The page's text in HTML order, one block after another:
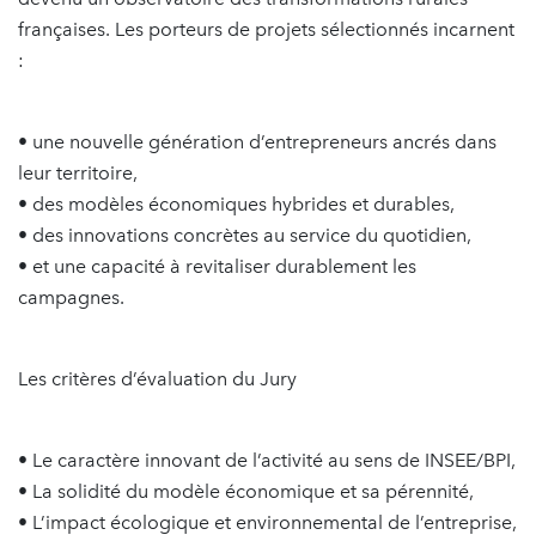
françaises. Les porteurs de projets sélectionnés incarnent
:
• une nouvelle génération d’entrepreneurs ancrés dans
leur territoire,
• des modèles économiques hybrides et durables,
• des innovations concrètes au service du quotidien,
• et une capacité à revitaliser durablement les
campagnes.
Les critères d’évaluation du Jury
• Le caractère innovant de l’activité au sens de INSEE/BPI,
• La solidité du modèle économique et sa pérennité,
• L’impact écologique et environnemental de l’entreprise,